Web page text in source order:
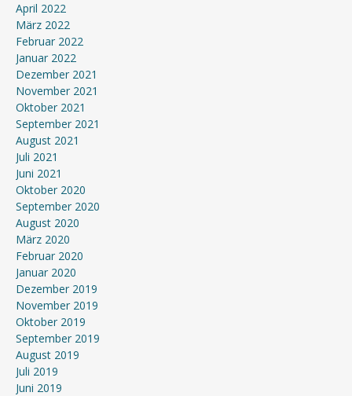
April 2022
März 2022
Februar 2022
Januar 2022
Dezember 2021
November 2021
Oktober 2021
September 2021
August 2021
Juli 2021
Juni 2021
Oktober 2020
September 2020
August 2020
März 2020
Februar 2020
Januar 2020
Dezember 2019
November 2019
Oktober 2019
September 2019
August 2019
Juli 2019
Juni 2019